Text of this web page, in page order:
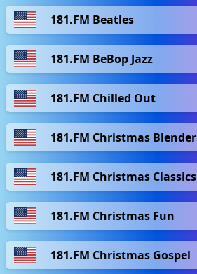
181.FM Beatles
181.FM BeBop Jazz
181.FM Chilled Out
181.FM Christmas Blender
181.FM Christmas Classics
181.FM Christmas Fun
181.FM Christmas Gospel